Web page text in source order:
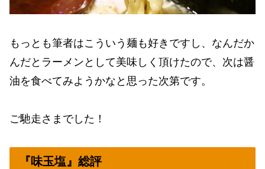
もっとも筆者はこういう麺も好きですし、なんだか
んだとラーメンとして美味しく頂けたので、次は醤
油を食べてみようかなと思った次第です。
ご馳走さまでした！
『味玉塩』総評